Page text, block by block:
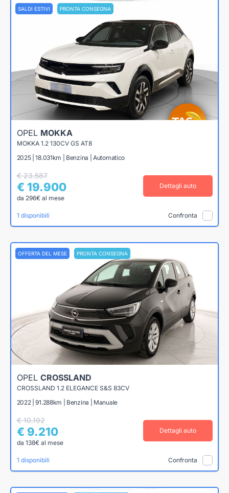
SALDI ESTIVI PRONTA CONSEGNA
OPEL MOKKA
MOKKA 1.2 130CV GS AT8
2025 | 18.031km | Benzina | Automatico
€ 23.587
€ 19.900
da 296€ al mese
Dettagli auto
1 disponibili Confronta
OFFERTA DEL MESE PRONTA CONSEGNA
OPEL CROSSLAND
CROSSLAND 1.2 ELEGANCE S&S 83CV
2022 | 91.288km | Benzina | Manuale
€ 10.192
€ 9.210
da 138€ al mese
Dettagli auto
1 disponibili Confronta